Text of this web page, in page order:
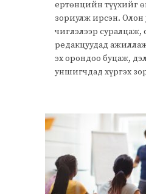
ертөнцийн түүхийг
зориулж ирсэн. Олон
чиглэлээр суралцаж,
редакцуудад
эх орондоо буцаж,
уншигчдад хүргэх